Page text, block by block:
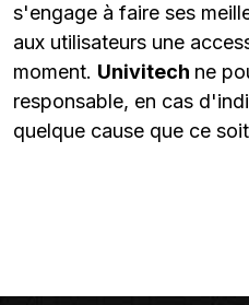
s'engage à faire ses
aux utilisateurs une
moment. Univitech ne
responsable, en cas
quelque cause que ce